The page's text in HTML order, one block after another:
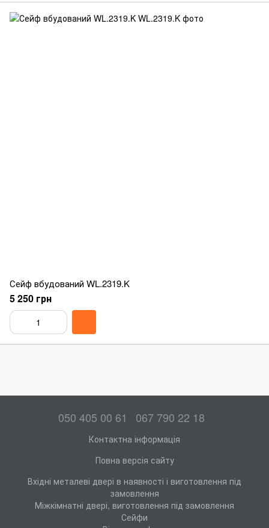
Сейф вбудований WL.2319.K
5 250 грн
050 405 00 61 067 790 22 18
Контактна інформація
Повна версія сайту
Вхідні металеві двері в наявності і виготовлення під
замовлення
Міжкімнатні двері, виготовлення під замовлення
Сейфи